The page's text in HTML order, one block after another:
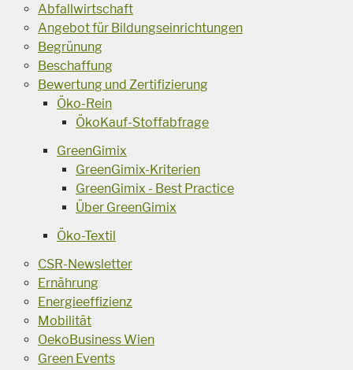
Abfallwirtschaft
Angebot für Bildungseinrichtungen
Begrünung
Beschaffung
Bewertung und Zertifizierung
Öko-Rein
ÖkoKauf-Stoffabfrage
GreenGimix
GreenGimix-Kriterien
GreenGimix - Best Practice
Über GreenGimix
Öko-Textil
CSR-Newsletter
Ernährung
Energieeffizienz
Mobilität
OekoBusiness Wien
Green Events